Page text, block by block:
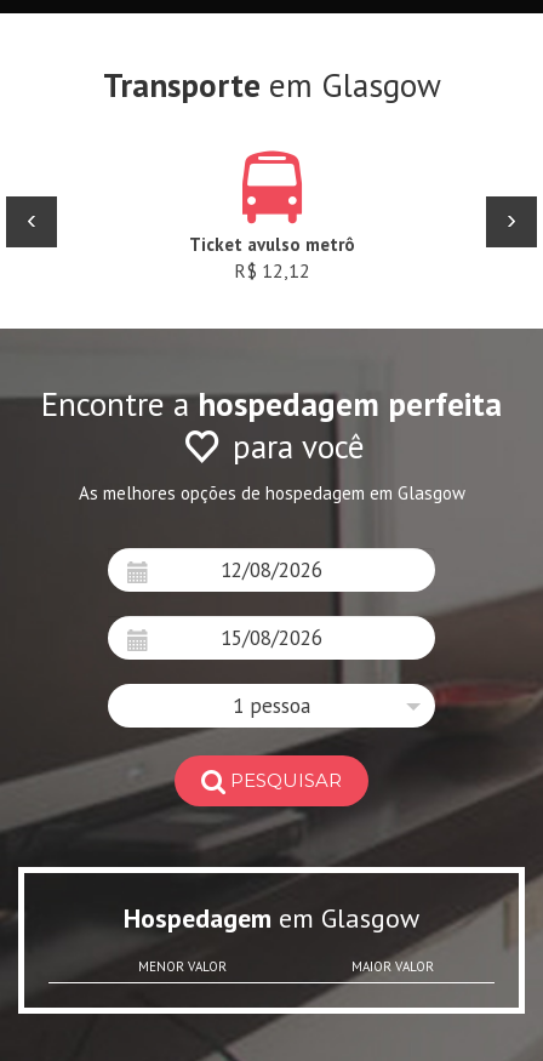
Transporte em Glasgow
Ticket avulso metrô
R$ 12,12
‹ ›
Encontre ahospedagem perfeita
para você
As melhores opções de hospedagem em Glasgow
1 pessoa
PESQUISAR
Hospedagem em Glasgow
MENOR VALOR MAIOR VALOR